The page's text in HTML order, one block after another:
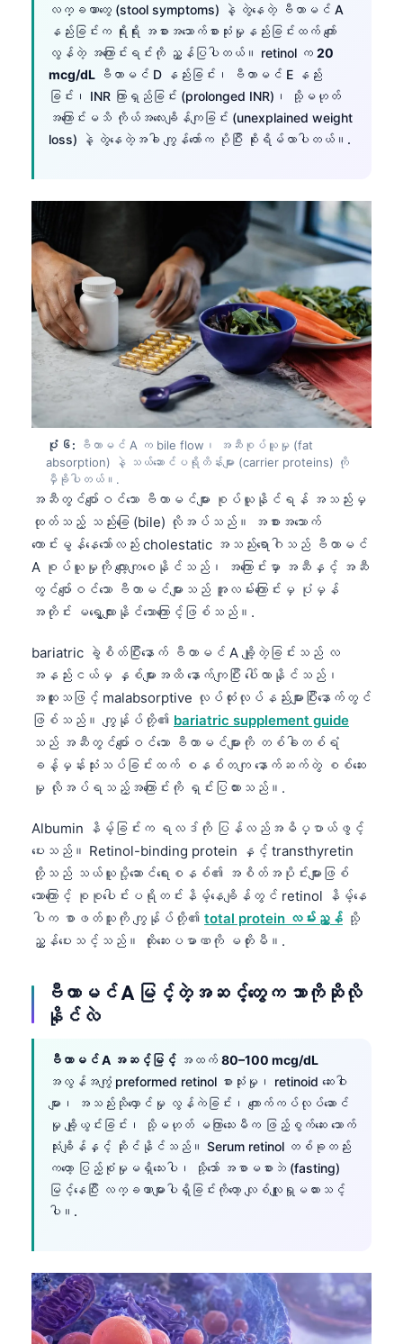
လက္ခဏာတွေ (stool symptoms) နဲ့ တွဲနေတဲ့ ဗီတာမင် A
နည်းခြင်းက ရိုးရိုး အစားအသောက်စားသုံးမှုနည်းခြင်းထက် ကျော်
လွန်တဲ့ အကြောင်းရင်းကို ညွှန်ပြပါတယ်။ retinol က 20
mcg/dL ဗီတာမင် D နည်းခြင်း၊ ဗီတာမင် E နည်း
ခြင်း၊ INR ကြာရှည်ခြင်း (prolonged INR)၊ သို့မဟုတ်
အကြောင်းမသိ ကိုယ်အလေးချိန်ကျခြင်း (unexplained weight
loss) နဲ့ တွဲနေတဲ့အခါ ကျွန်တော်က ပိုပြီး စိုးရိမ်လာပါတယ်။.
ပုံ ၆: ဗီတာမင် A က bile flow၊ အဆီစုပ်ယူမှု (fat
absorption) နဲ့ သယ်ဆောင်ပရိုတိန်းများ (carrier proteins) ကို
မှီခိုပါတယ်။.
အဆီတွင်ပျော်ဝင်သော ဗီတာမင်များ စုပ်ယူနိုင်ရန် အသည်းမှ
ထုတ်သည့် သည်းခြေ (bile) လိုအပ်သည်။ အစားအသောက်
ကောင်းမွန်နေသော်လည်း cholestatic အသည်းရောဂါသည် ဗီတာမင်
A စုပ်ယူမှုကို လျော့ကျစေနိုင်သည်၊ အကြောင်းမှာ အဆီနှင့် အဆီ
တွင်ပျော်ဝင်သော ဗီတာမင်များသည် အူလမ်းကြောင်းမှ ပုံမှန်
အတိုင်း မရွေ့လျားနိုင်သောကြောင့်ဖြစ်သည်။.
bariatric ခွဲစိတ်ပြီးနောက် ဗီတာမင် A ချို့တဲ့ခြင်းသည် လ
အနည်းငယ်မှ နှစ်များအထိ နောက်ကျပြီး ပေါ်လာနိုင်သည်၊
အထူးသဖြင့် malabsorptive လုပ်ထုံးလုပ်နည်းများပြီးနောက်တွင်
ဖြစ်သည်။ ကျွန်ုပ်တို့၏ bariatric supplement guide
သည် အဆီတွင်ပျော်ဝင်သော ဗီတာမင်များကို တစ်ခါတစ်ရံ
ခန့်မှန်းသုံးသပ်ခြင်းထက် စနစ်တကျ နောက်ဆက်တွဲ စစ်ဆေး
မှု လိုအပ်ရသည့်အကြောင်းကို ရှင်းပြထားသည်။.
Albumin နိမ့်ခြင်းက ရလဒ်ကို ပြန်လည်အဓိပ္ပာယ်ဖွင့်
ပေးသည်။ Retinol-binding protein နှင့် transthyretin
တို့သည် သယ်ယူပို့ဆောင်ရေးစနစ်၏ အစိတ်အပိုင်းများဖြစ်
သောကြောင့် စုစုပေါင်းပရိုတင်းနိမ့်နေချိန်တွင် retinol နိမ့်နေ
ပါက စာဖတ်သူကို ကျွန်ုပ်တို့၏ total protein လမ်းညွှန် သို့
ညွှန်ပေးသင့်သည်။ ထိုးဆေးပမာဏကို မတိုးမီ။.
ဗီတာမင် A မြင့်တဲ့အဆင့်တွေက ဘာကိုဆိုလို
နိုင်လဲ
ဗီတာမင် A အဆင့်မြင့် အထက် 80–100 mcg/dL
အလွန်အကျွံ preformed retinol စားသုံးမှု၊ retinoid ဆေးဝါး
များ၊ အသည်းသိုလှောင်မှု လွန်ကဲခြင်း၊ ကျောက်ကပ်လုပ်ဆောင်
မှု ချို့ယွင်းခြင်း၊ သို့မဟုတ် မကြာသေးမီက ဖြည့်စွက်ဆေး သောက်
သုံးချိန်နှင့် ဆိုင်နိုင်သည်။ Serum retinol တစ်ခုတည်း
ကတော့ ပြည့်စုံမှုမရှိသေးပါ၊ သို့သော် အစာမစားဘဲ (fasting)
မြင့်နေပြီး လက္ခဏာများပါရှိခြင်းကိုတော့ လျစ်လျူရှုမထားသင့်
ပါ။.
日本語
Čeština
ქართული
Polski
한국어
Slovenščina
Magyar
Shqip
اردو
తెలుగు
தமிழ்
ગુજરાતી
ಕನ್ನಡ
മലയാളം
Bahasa Melayu
Tiếng Việt
Tagalog
ไทย
ភាសាខ្មែរ
Kiswahili
አማርኛ
Українська
O‘zbekcha
Català
Қазақ тілі
Suomi
Hrvatski
پښتو
سنڌي
සිංහල
অসমীয়া
Latviešu valoda
Euskara
Gàidhlig
Occitan
العربية المغربية
Afrikaans